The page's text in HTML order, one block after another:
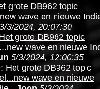
grote DB962 topic
wave en nieuwe
3/3/2024, 20:07:30
grote DB962 topic
wave en nieuwe
5/3/2024, 12:00:35
Het grote DB962 topic
wave en nieuwe